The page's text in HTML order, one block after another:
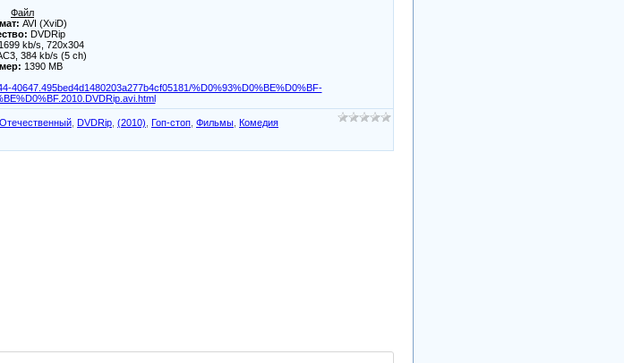
Файл
AVI (XviD)
DVDRip
1699 kb/s, 720x304
384 kb/s (5 ch)
1390 MB
40647.495bed4d1480203a277b4cf05181/%D0%93%D0%BE%D0%BF-
Отечественный DVDRip (2010) Гоп-стоп Фильмы Комедия